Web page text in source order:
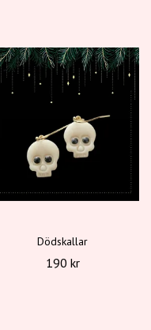
Dödskallar
190 kr